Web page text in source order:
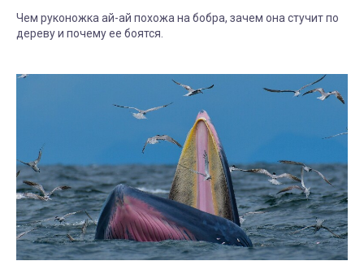
Чем руконожка ай-ай похожа на бобра, зачем она стучит по
дереву и почему ее боятся.